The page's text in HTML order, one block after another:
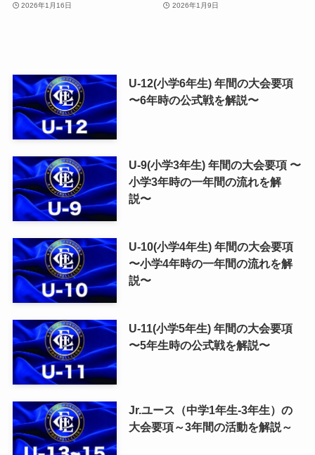
2026年1月16日 2026年1月9日
U-12(小学6年生) 年間の大会要項
〜6年時の公式戦を解説〜
U-9(小学3年生) 年間の大会要項 〜
小学3年時の一年間の流れを解
説〜
U-10(小学4年生) 年間の大会要項
〜小学4年時の一年間の流れを解
説〜
U-11(小学5年生) 年間の大会要項
〜5年生時の公式戦を解説〜
Jr.ユース（中学1年生-3年生）の
大会要項～3年間の活動を解説～